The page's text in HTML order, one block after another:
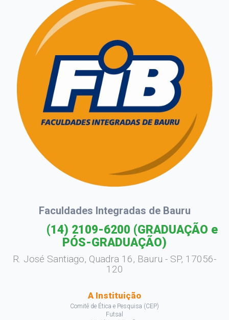
Faculdades Integradas de Bauru
(14) 2109-6200 (GRADUAÇÃO e
PÓS-GRADUAÇÃO)
R. José Santiago, Quadra 16, Bauru - SP, 17056-
120
A Instituição
Comitê de Ética e Pesquisa (CEP)
Futsal